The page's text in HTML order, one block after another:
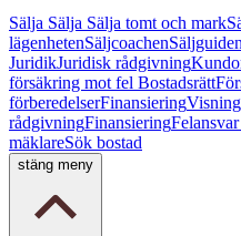
Sälja Sälja Sälja tomt och mark
lägenhetenSäljcoachenSäljguiden
JuridikJuridisk rådgivning
försäkring mot fel Bostadsrätt
förberedelserFinansieringVisning
rådgivningFinansiering
mäklareSök bostad
stäng meny